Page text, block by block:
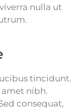
nulla ut
tincidunt.
amet nibh.
consequat,